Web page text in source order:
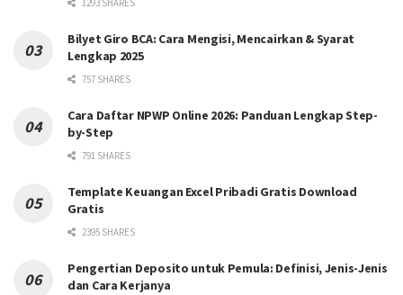
1293 SHARES
Bilyet Giro BCA: Cara Mengisi, Mencairkan & Syarat
Lengkap 2025
757 SHARES
Cara Daftar NPWP Online 2026: Panduan Lengkap Step-
by-Step
791 SHARES
Template Keuangan Excel Pribadi Gratis Download
Gratis
2395 SHARES
Pengertian Deposito untuk Pemula: Definisi, Jenis-Jenis
dan Cara Kerjanya